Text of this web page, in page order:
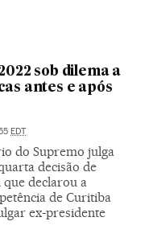
sob dilema a
antes e após
EDT
do Supremo julga
decisão de
que declarou a
de Curitiba
ex-presidente